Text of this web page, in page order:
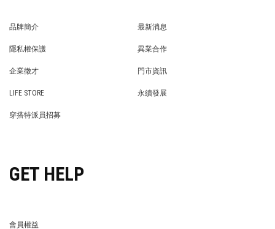
品牌簡介
最新消息
隱私權保護
異業合作
企業徵才
門市資訊
LIFE STORE
永續發展
穿搭特派員招募
GET HELP
會員權益